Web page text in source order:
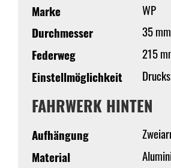
Marke
WP
Durchmesser
35 mm
Federweg
215
Einstellmöglichkeit
FAHRWERK HINTEN
Aufhängung
Material